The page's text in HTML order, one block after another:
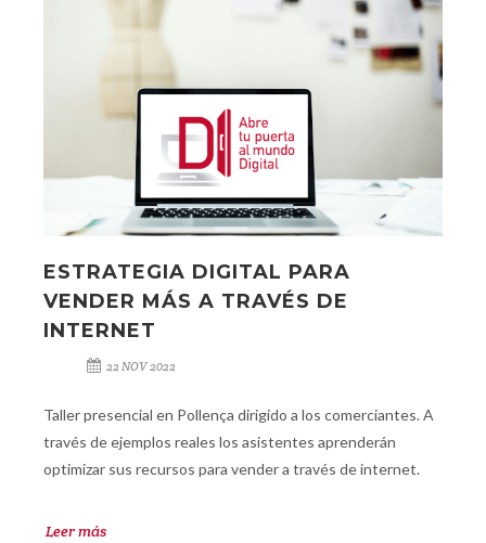
ESTRATEGIA DIGITAL PARA
VENDER MÁS A TRAVÉS DE
INTERNET
22 NOV 2022
Taller presencial en Pollença dirigido a los comerciantes. A
través de ejemplos reales los asistentes aprenderán
optimizar sus recursos para vender a través de internet.
Leer más